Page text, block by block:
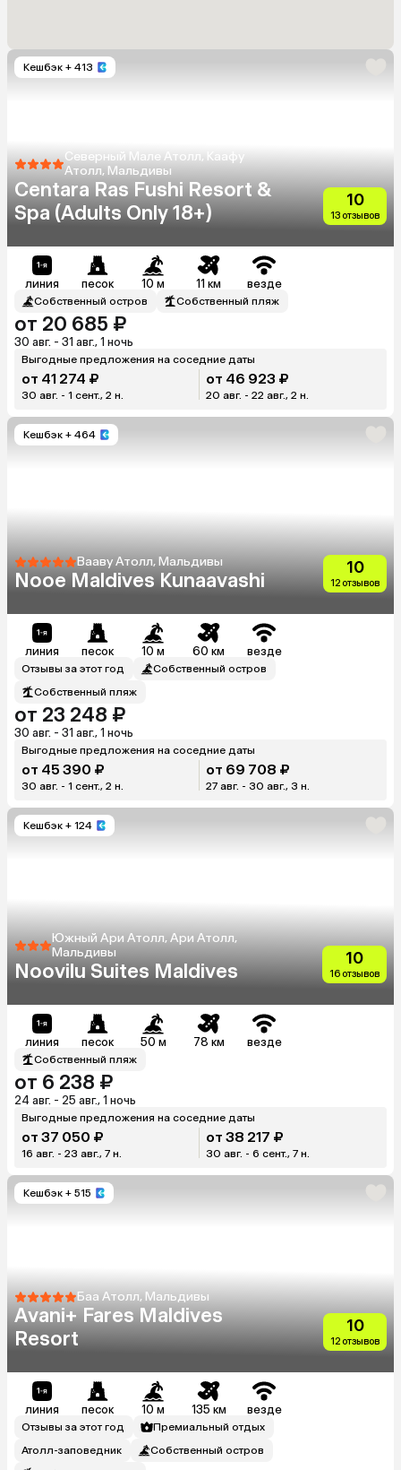
Кешбэк + 413
Северный Мале Атолл, Каафу
Атолл, Мальдивы
Centara Ras Fushi Resort &
Spa (Adults Only 18+)
10
13 отзывов
линия песок 10 м 11 км везде
Собственный остров Собственный пляж
от 20 685 ₽
30 авг. - 31 авг., 1 ночь
Выгодные предложения на соседние даты
от 41 274 ₽
30 авг. - 1 сент., 2 н.
от 46 923 ₽
20 авг. - 22 авг., 2 н.
Кешбэк + 464
Вааву Атолл, Мальдивы
Nooe Maldives Kunaavashi
10
12 отзывов
линия песок 10 м 60 км везде
Отзывы за этот год
Собственный остров
Собственный пляж
от 23 248 ₽
30 авг. - 31 авг., 1 ночь
Выгодные предложения на соседние даты
от 45 390 ₽
30 авг. - 1 сент., 2 н.
от 69 708 ₽
27 авг. - 30 авг., 3 н.
Кешбэк + 124
Южный Ари Атолл, Ари Атолл,
Мальдивы
Noovilu Suites Maldives
10
16 отзывов
линия песок 50 м 78 км везде
Собственный пляж
от 6 238 ₽
24 авг. - 25 авг., 1 ночь
Выгодные предложения на соседние даты
от 37 050 ₽
16 авг. - 23 авг., 7 н.
от 38 217 ₽
30 авг. - 6 сент., 7 н.
Кешбэк + 515
Баа Атолл, Мальдивы
Avani+ Fares Maldives
Resort
10
12 отзывов
линия песок 10 м 135 км везде
Отзывы за этот год
Премиальный отдых
Атолл-заповедник
Собственный остров